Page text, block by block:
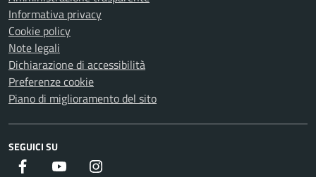
Informativa privacy
Cookie policy
Note legali
Dichiarazione di accessibilità
Preferenze cookie
Piano di miglioramento del sito
SEGUICI SU
Facebook Youtube